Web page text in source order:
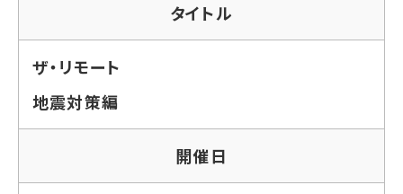
タイトル
ザ・リモート
地震対策編
開催日